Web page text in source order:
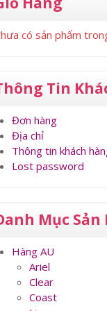
có sản phẩm
Tin
Đơn hàng
Địa chỉ
Thông tin khách
Lost password
Mục Sản
Hàng AU
Ariel
Clear
Coast